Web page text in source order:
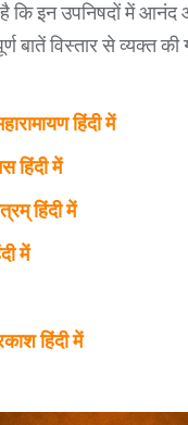
कि इन उपनिषदों में आनंद
बातें विस्तार से व्यक्त की
हिंदी में
हिंदी में
हिंदी में
में
हिंदी में